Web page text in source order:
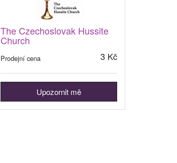
The Czechoslovak Hussite
Church
Prodejní cena 3 Kč
Upozornit mě